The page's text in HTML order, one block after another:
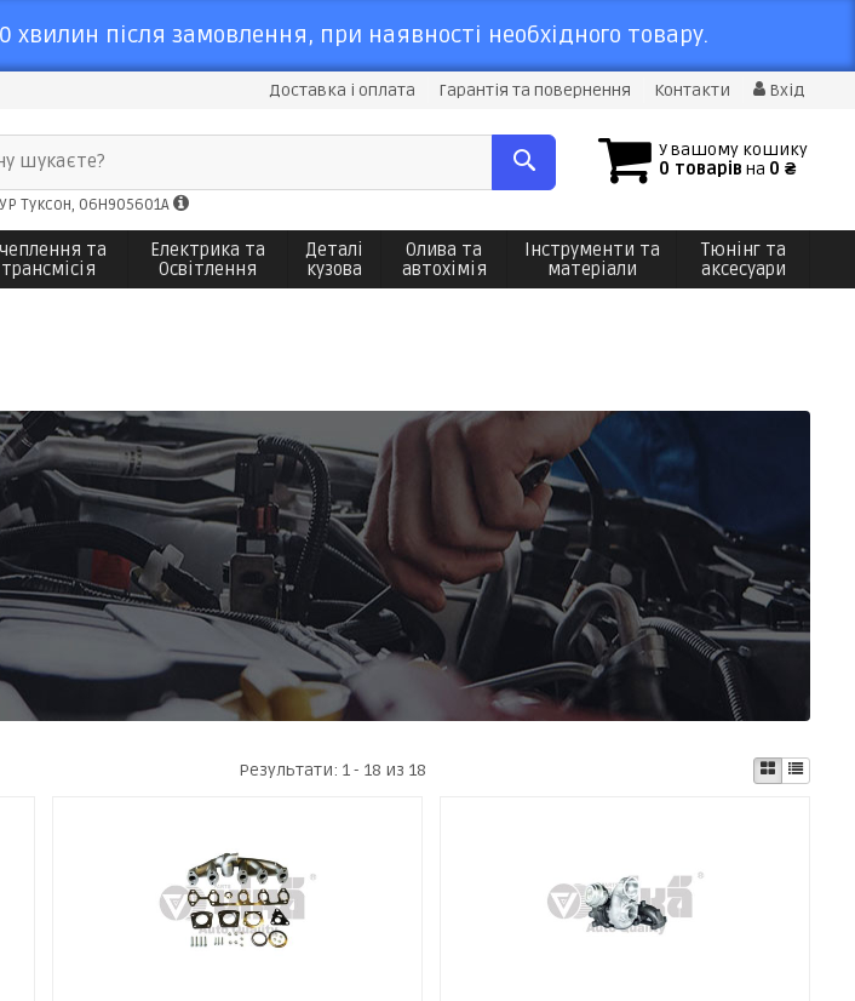
після замовлення, при наявності необхідного товару.
Доставка і оплата Гарантія та повернення Контакти Вхід
У вашому кошику
0 товарів на 0 ₴
шукаєте?
Туксон, 06H905601A
та
трансмісія
Електрика та
Освітлення
Деталі
кузова
Олива та
автохімія
Інструменти та
матеріали
Тюнінг та
аксесуари
Результати: 1 - 18 из 18